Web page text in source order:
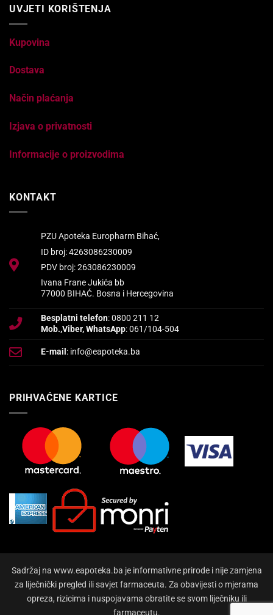
UVJETI KORIŠTENJA
Kupovina
Dostava
Način plaćanja
Izjava o privatnosti
Informacije o proizvodima
KONTAKT
PZU Apoteka Europharm Bihać,
ID broj: 4263086230009
PDV broj: 263086230009
Ivana Frane Jukića bb
77000 BIHAĆ. Bosna i Hercegovina
Besplatni telefon: 0800 211 12
Mob.,Viber, WhatsApp: 061/104-504
E-mail : info@eapoteka.ba
PRIHVAĆENE KARTICE
Sadržaj na www.eapoteka.ba je informativne prirode i nije zamjena
za liječnički pregled ili savjet farmaceuta. Za obavijesti o mjerama
opreza, rizicima i nuspojavama obratite se svom liječniku ili